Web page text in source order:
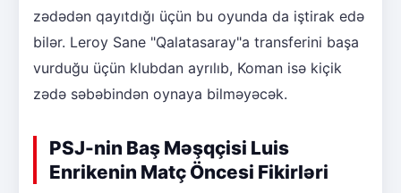
zədədən qayıtdığı üçün bu oyunda da iştirak edə
bilər. Leroy Sane "Qalatasaray"a transferini başa
vurduğu üçün klubdan ayrılıb, Koman isə kiçik
zədə səbəbindən oynaya bilməyəcək.
PSJ-nin Baş Məşqçisi Luis
Enrikenin Matç Öncesi Fikirləri